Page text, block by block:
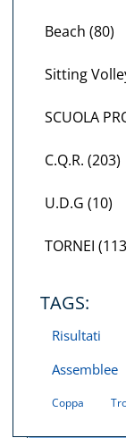
Beach (80)
Sitting
SCUOLA
C.Q.R. (203)
U.D.G (10)
TORNEI
TAGS:
Risultati
Assemblee
Coppa